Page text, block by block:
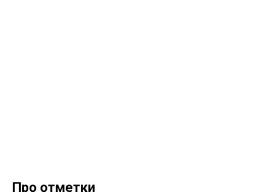
Про отметки